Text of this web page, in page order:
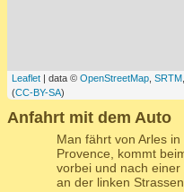
Leaflet | data © OpenStreetMap SRTM
(CC-BY-SA)
Anfahrt mit dem Auto
Man fährt von Arles
Provence, kommt
vorbei und nach
an der linken